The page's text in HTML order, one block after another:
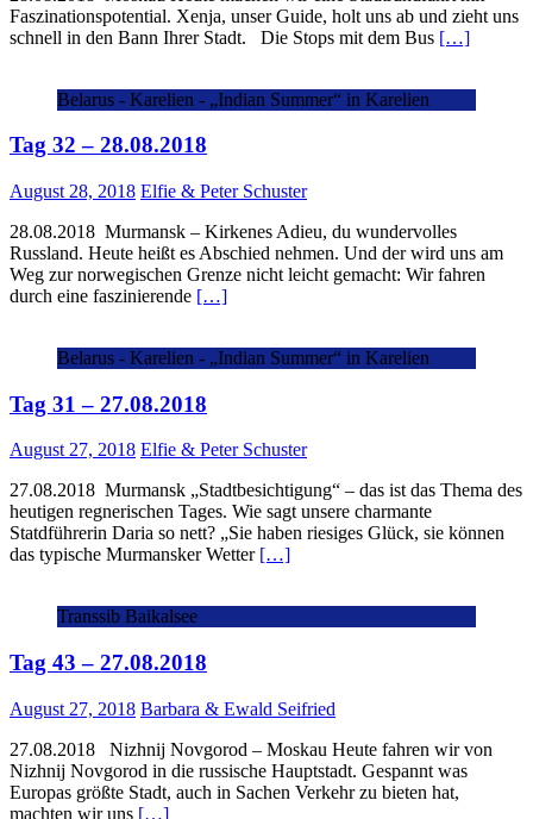
Faszinationspotential. Xenja, unser Guide, holt uns ab und zieht uns
schnell in den Bann Ihrer Stadt. Die Stops mit dem Bus […]
Belarus - Karelien - „Indian Summer“ in Karelien
Tag 32 – 28.08.2018
August 28, 2018 Elfie & Peter Schuster
28.08.2018 Murmansk – Kirkenes Adieu, du wundervolles
Russland. Heute heißt es Abschied nehmen. Und der wird uns am
Weg zur norwegischen Grenze nicht leicht gemacht: Wir fahren
durch eine faszinierende […]
Belarus - Karelien - „Indian Summer“ in Karelien
Tag 31 – 27.08.2018
August 27, 2018 Elfie & Peter Schuster
27.08.2018 Murmansk „Stadtbesichtigung“ – das ist das Thema des
heutigen regnerischen Tages. Wie sagt unsere charmante
Statdführerin Daria so nett? „Sie haben riesiges Glück, sie können
das typische Murmansker Wetter […]
Transsib Baikalsee
Tag 43 – 27.08.2018
August 27, 2018 Barbara & Ewald Seifried
27.08.2018 Nizhnij Novgorod – Moskau Heute fahren wir von
Nizhnij Novgorod in die russische Hauptstadt. Gespannt was
Europas größte Stadt, auch in Sachen Verkehr zu bieten hat,
machten wir uns […]